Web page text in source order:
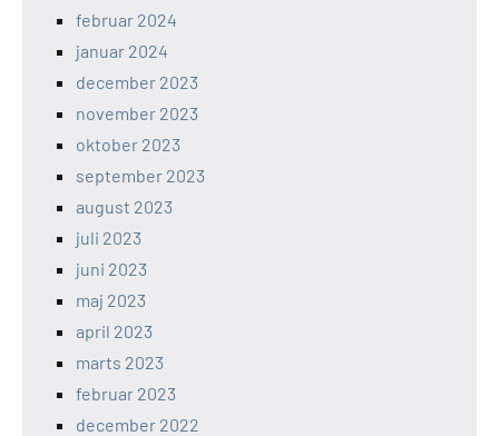
februar 2024
januar 2024
december 2023
november 2023
oktober 2023
september 2023
august 2023
juli 2023
juni 2023
maj 2023
april 2023
marts 2023
februar 2023
december 2022